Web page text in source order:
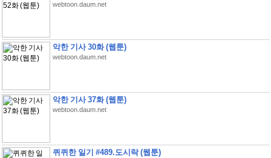
webtoon.daum.net
악한 기사 30화 (웹툰)
webtoon.daum.net
악한 기사 37화 (웹툰)
webtoon.daum.net
퀴퀴한 일기 #489.도시락 (웹툰)